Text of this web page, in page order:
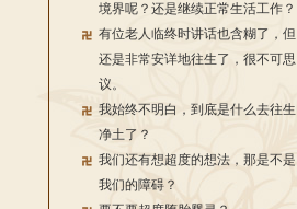
境界呢？还是继续正常生活工作？
有位老人临终时讲话也含糊了，但
还是非常安详地往生了，很不可思
议。
我始终不明白，到底是什么去往生
净土了？
我们还有想超度的想法，那是不是
我们的障碍？